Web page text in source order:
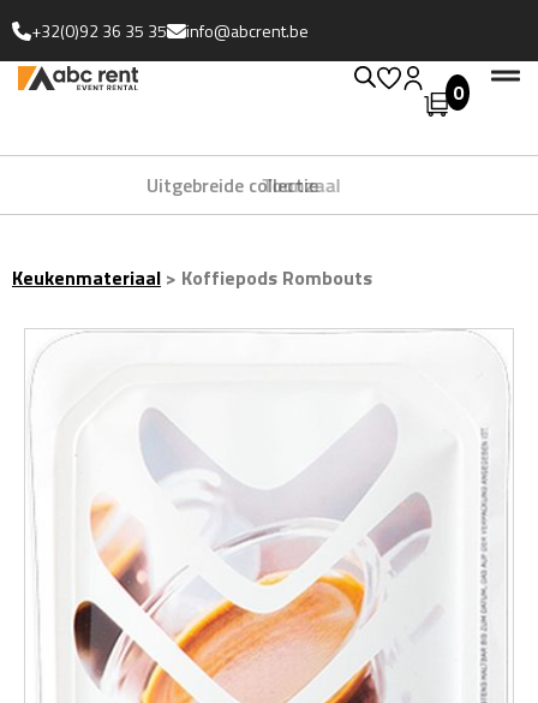
+32(0)92 36 35 35 info@abcrent.be
0
Uitgebreide collectie
Keukenmateriaal > Koffiepods Rombouts